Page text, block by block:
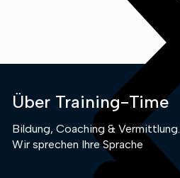
Über Training-Time
Bildung, Coaching & Vermittlung.
Wir sprechen Ihre Sprache